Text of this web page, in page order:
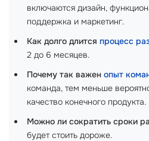
включаются дизайн,
поддержка и маркетинг.
Как долго длится процесс
2 до 6 месяцев.
Почему так важен опыт
команда, тем меньше
качество конечного продукта.
Можно ли сократить сроки
будет стоить дороже.